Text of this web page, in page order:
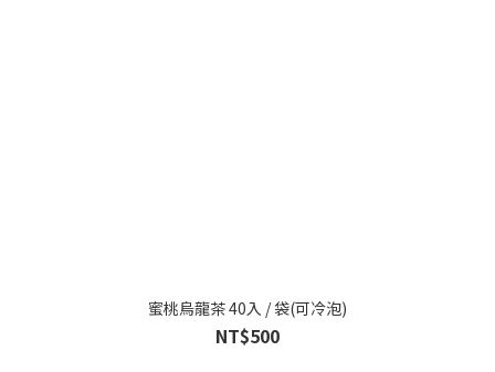
蜜桃烏龍茶 40入 / 袋(可冷泡)
NT$500